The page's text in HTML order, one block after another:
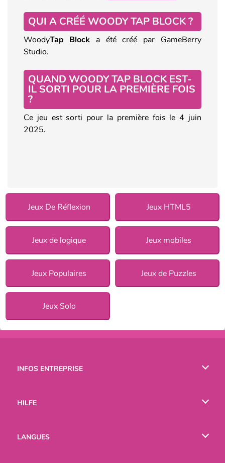
QUI A CRÉÉ WOODY TAP BLOCK ?
WoodyTap Block a été créé par GameBerry
Studio.
QUAND WOODY TAP BLOCK EST-
IL SORTI POUR LA PREMIÈRE FOIS
?
Ce jeu est sorti pour la première fois le 4 juin
2025.
Jeux De Réflexion Jeux HTML5
Jeux de logique Jeux mobiles
Jeux Populaires Jeux de Puzzles
Jeux Solo
INFOS ENTREPRISE
HILFE
LANGUES